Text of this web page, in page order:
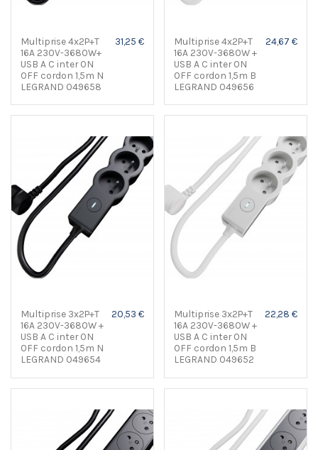
Multiprise 4x2P+T
16A 230V-3680W+
USB A C inter ON
OFF cordon 1,5m N
LEGRAND 049658
31,25 €
Multiprise 4x2P+T
16A 230V-3680W +
USB A C inter ON
OFF cordon 1,5m B
LEGRAND 049656
24,67 €
Multiprise 3x2P+T
16A 230V-3680W +
USB A C inter ON
OFF cordon 1,5m N
LEGRAND 049654
20,53 €
Multiprise 3x2P+T
16A 230V-3680W +
USB A C inter ON
OFF cordon 1,5m B
LEGRAND 049652
22,28 €